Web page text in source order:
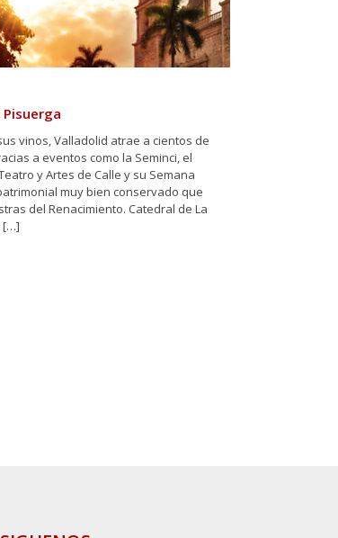
vinos, Valladolid atrae a cientos de
a eventos como la Seminci, el
y Artes de Calle y su Semana
muy bien conservado que
del Renacimiento. Catedral de La
[…]